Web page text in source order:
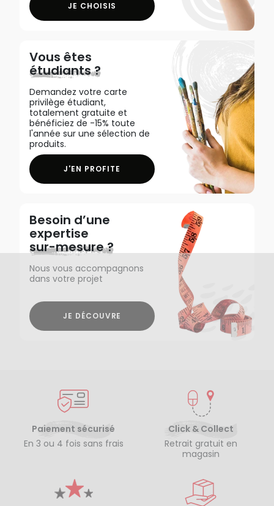
JE CHOISIS
Vous êtes
étudiants ?
Demandez votre carte
privilège étudiant,
totalement gratuite et
bénéficiez de -15% toute
l'année sur une sélection de
produits.
J'EN PROFITE
Besoin d’une
expertise
sur-mesure ?
Nous vous accompagnons
dans votre projet
JE DÉCOUVRE
Paiement sécurisé
En 3 ou 4 fois sans frais
Click & Collect
Retrait gratuit en
magasin